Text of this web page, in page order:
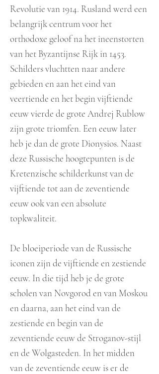
Revolutie van 1914. Rusland werd een
belangrijk centrum voor het
orthodoxe geloof na het ineenstorten
van het Byzantijnse Rijk in 1453.
Schilders vluchtten naar andere
gebieden en aan het eind van
veertiende en het begin vijftiende
eeuw vierde de grote Andrej Rublow
zijn grote triomfen. Een eeuw later
heb je dan de grote Dionysios. Naast
deze Russische hoogtepunten is de
Kretenzische schilderkunst van de
vijftiende tot aan de zeventiende
eeuw ook van een absolute
topkwaliteit.
De bloeiperiode van de Russische
iconen zijn de vijftiende en zestiende
eeuw. In die tijd heb je de grote
scholen van Novgorod en van Moskou
en daarna, aan het eind van de
zestiende en begin van de
zeventiende eeuw de Stroganov-stijl
en de Wolgasteden. In het midden
van de zeventiende eeuw is er de